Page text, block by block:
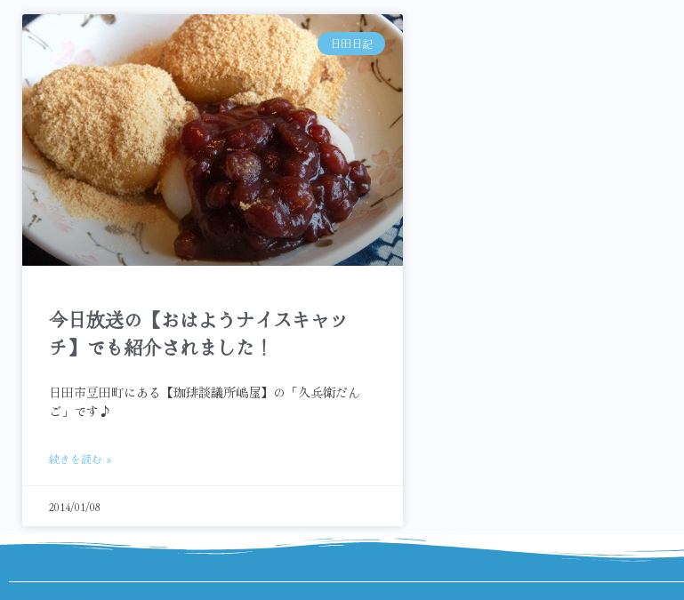
日田日記
今日放送の【おはようナイスキャッ
チ】でも紹介されました！
日田市豆田町にある【珈琲談議所嶋屋】の「久兵衛だん
ご」です♪
続きを読む »
2014/01/08